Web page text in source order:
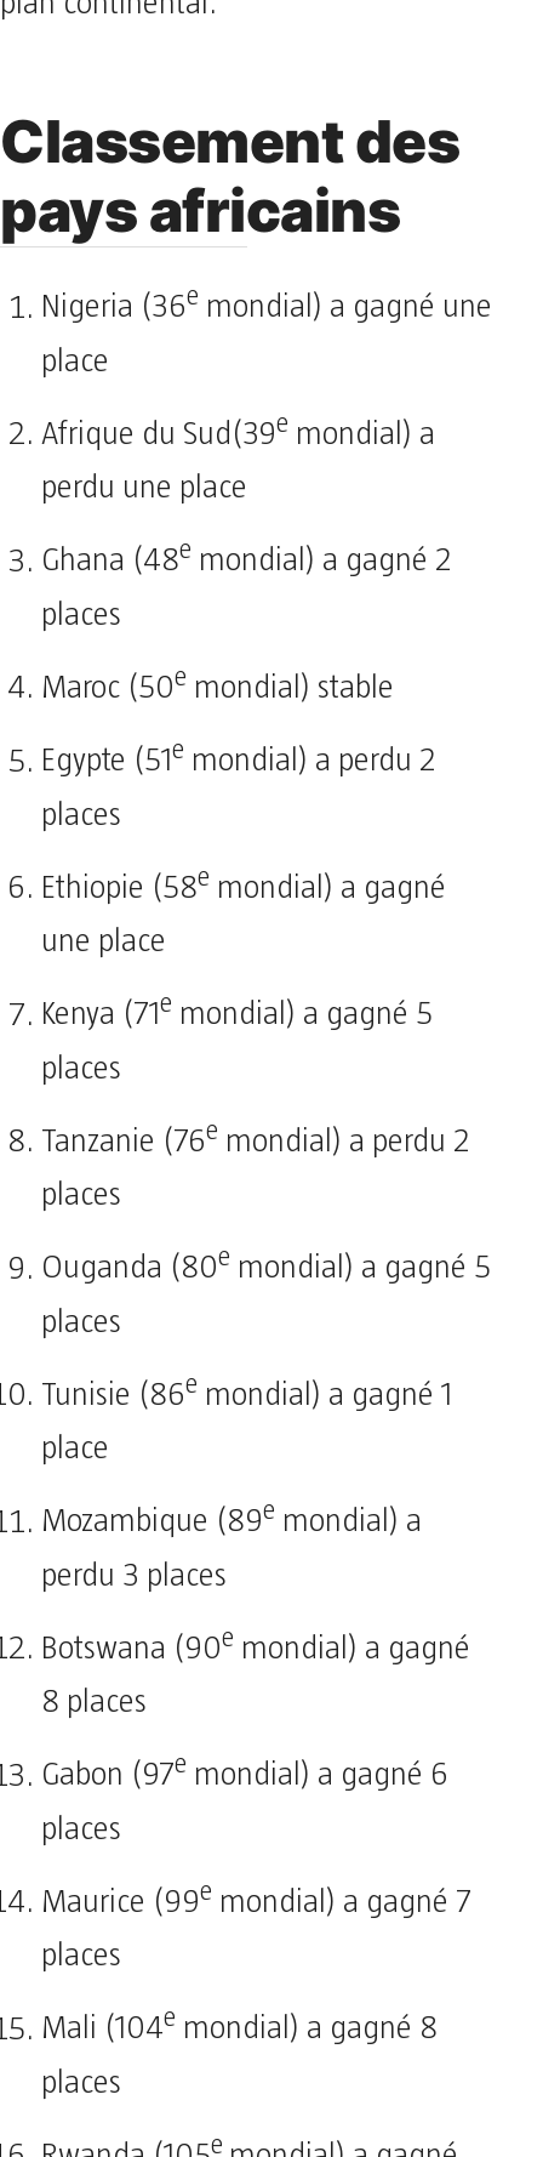
Classement des
pays africains
Nigeria (36e mondial) a gagné une
place
Afrique du Sud(39e mondial) a
perdu une place
Ghana (48e mondial) a gagné 2
places
Maroc (50e mondial) stable
Egypte (51e mondial) a perdu 2
places
Ethiopie (58e mondial) a gagné
une place
Kenya (71e mondial) a gagné 5
places
Tanzanie (76e mondial) a perdu 2
places
Ouganda (80e mondial) a gagné 5
places
Tunisie (86e mondial) a gagné 1
place
Mozambique (89e mondial) a
perdu 3 places
Botswana (90e mondial) a gagné
8 places
Gabon (97e mondial) a gagné 6
places
Maurice (99e mondial) a gagné 7
places
Mali (104e mondial) a gagné 8
places
e